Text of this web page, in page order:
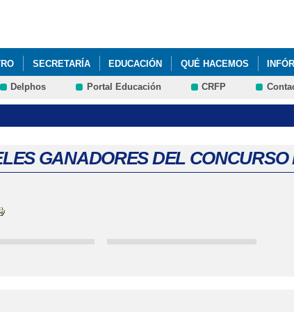
SECRETARÍA EDUCACIÓN QUÉ HACEMOS
Delphos Portal Educación CRFP
GANADORES DEL